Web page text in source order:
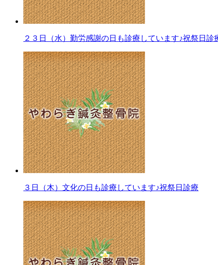
２３日（水）勤労感謝の日も診療しています♪祝祭日診
３日（木）文化の日も診療しています♪祝祭日診療